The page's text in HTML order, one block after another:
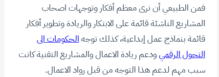
فمن الطبيعي أن نرى معظم أفكار وتوجهات اصحاب
المشاريع الناشئة قائمة على الابتكار والريادة وتطوير أفكار
قائمة بنماذج عمل إبداعية، كذلك توجهالحكومات الى
التحول الرقميودعم ريادة الاعمال والمشاريع التقنية كانت
سبب مهم لدعم هذا التوجه من قبل رواد الاعمال.